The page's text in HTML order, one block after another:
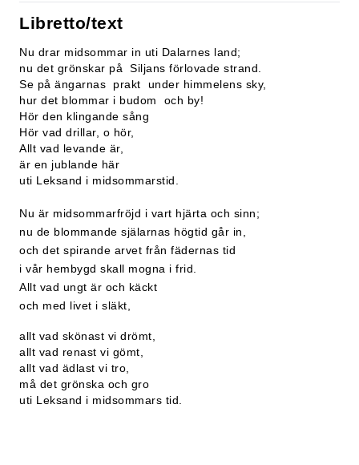
Libretto/text
Nu drar midsommar in uti Dalarnes land;
nu det grönskar på Siljans förlovade strand.
Se på ängarnas prakt under himmelens sky,
hur det blommar i budom och by!
Hör den klingande sång
Hör vad drillar, o hör,
Allt vad levande är,
är en jublande här
uti Leksand i midsommarstid.
Nu är midsommarfröjd i vart hjärta och sinn;
nu de blommande själarnas högtid går in,
och det spirande arvet från fädernas tid
i vår hembygd skall mogna i frid.
Allt vad ungt är och käckt
och med livet i släkt,
allt vad skönast vi drömt,
allt vad renast vi gömt,
allt vad ädlast vi tro,
må det grönska och gro
uti Leksand i midsommars tid.